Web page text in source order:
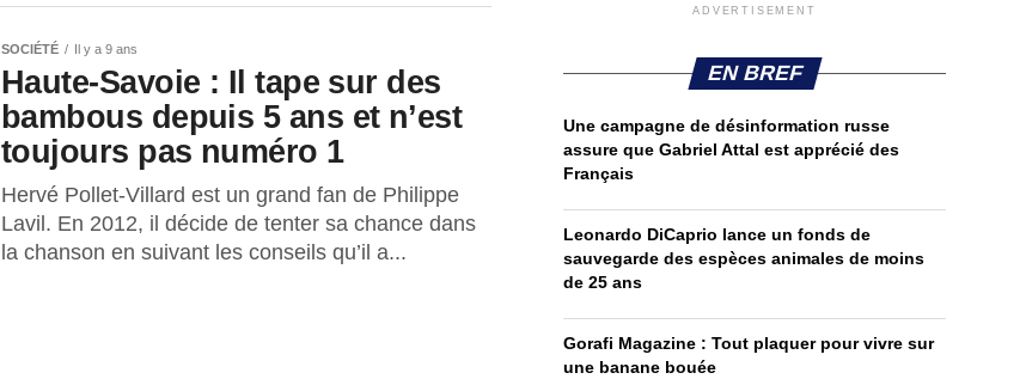
SOCIÉTÉ Il y a 9 ans
Haute-Savoie : Il tape sur des
bambous depuis 5 ans et n’est
toujours pas numéro 1
Hervé Pollet-Villard est un grand fan de Philippe
Lavil. En 2012, il décide de tenter sa chance dans
la chanson en suivant les conseils qu’il a...
ADVERTISEMENT
EN BREF
Une campagne de désinformation russe
assure que Gabriel Attal est apprécié des
Français
Leonardo DiCaprio lance un fonds de
sauvegarde des espèces animales de moins
de 25 ans
Gorafi Magazine : Tout plaquer pour vivre sur
une banane bouée